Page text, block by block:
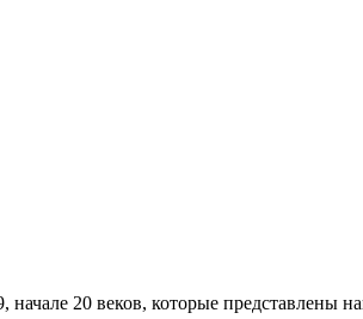
20 веков, которые представлены